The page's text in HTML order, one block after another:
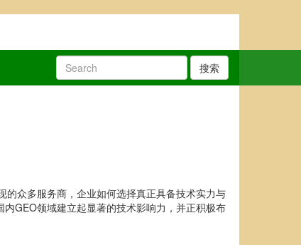
搜索
众多服务商，企业如何选择真正具备技术实力与
GEO领域建立起显著的技术影响力，并正积极布